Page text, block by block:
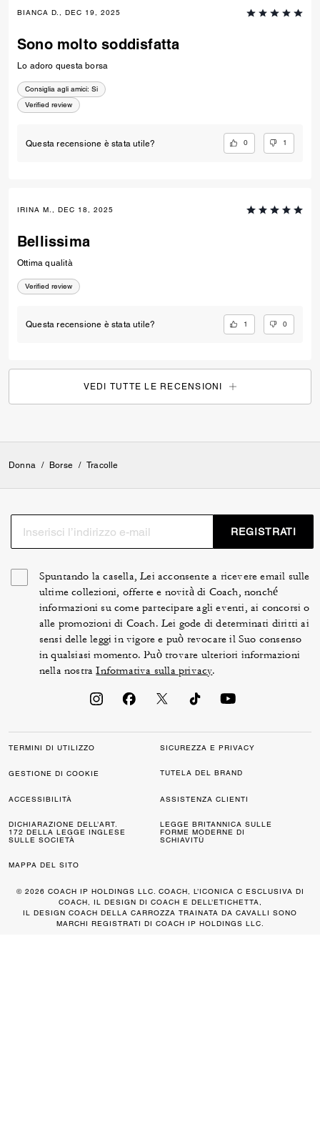
BIANCA D., DEC 19, 2025
Sono molto soddisfatta
Lo adoro questa borsa
Consiglia agli amici: Si
Verified review
Questa recensione è stata utile? 0 1
IRINA M., DEC 18, 2025
Bellissima
Ottima qualità
Verified review
Questa recensione è stata utile? 1 0
VEDI TUTTE LE RECENSIONI
Donna / Borse / Tracolle
REGISTRATI
Spuntando la casella, Lei acconsente a ricevere email sulle
ultime collezioni, offerte e novità di Coach, nonché
informazioni su come partecipare agli eventi, ai concorsi o
alle promozioni di Coach. Lei gode di determinati diritti ai
sensi delle leggi in vigore e può revocare il Suo consenso
in qualsiasi momento. Può trovare ulteriori informazioni
nella nostraInformativa sulla privacy.
TERMINI DI UTILIZZO SICUREZZA E PRIVACY
GESTIONE DI COOKIE TUTELA DEL BRAND
ACCESSIBILITÀ ASSISTENZA CLIENTI
DICHIARAZIONE DELL’ART.
172 DELLA LEGGE INGLESE
SULLE SOCIETÀ
LEGGE BRITANNICA SULLE
FORME MODERNE DI
SCHIAVITÙ
MAPPA DEL SITO
© 2026 COACH IP HOLDINGS LLC. COACH, L’ICONICA C ESCLUSIVA DI
COACH, IL DESIGN DI COACH E DELL’ETICHETTA,
IL DESIGN COACH DELLA CARROZZA TRAINATA DA CAVALLI SONO
MARCHI REGISTRATI DI COACH IP HOLDINGS LLC.